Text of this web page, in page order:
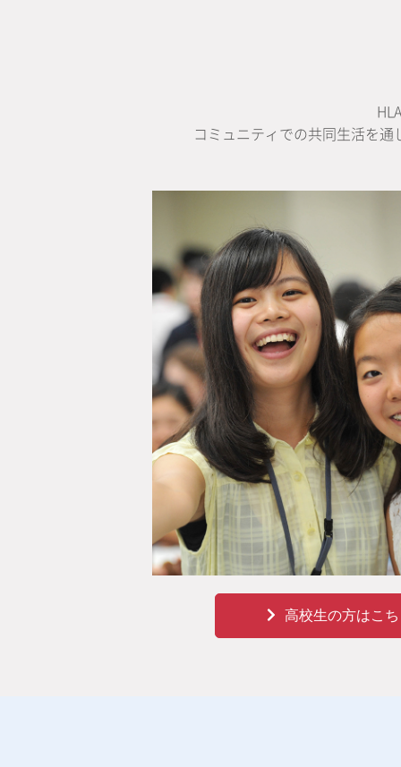
コミュニティでの共同生活を
高校生の方はこ